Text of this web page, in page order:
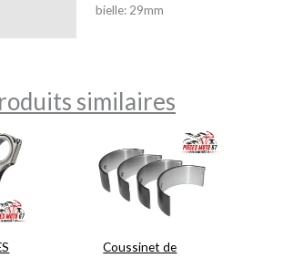
bielle: 29mm
similaires
Coussinet de